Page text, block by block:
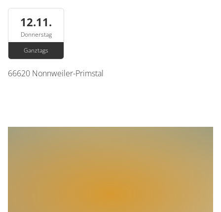
12.11.
Donnerstag
Ganztags
66620 Nonnweiler-Primstal